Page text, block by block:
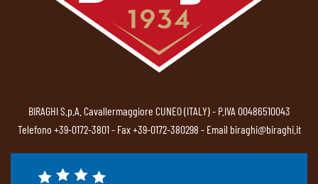
BIRAGHI S.p.A. Cavallermaggiore CUNEO (ITALY) - P.IVA 00486510043
Telefono +39-0172-3801- Fax +39-0172-380298 - Email biraghi@biraghi.it